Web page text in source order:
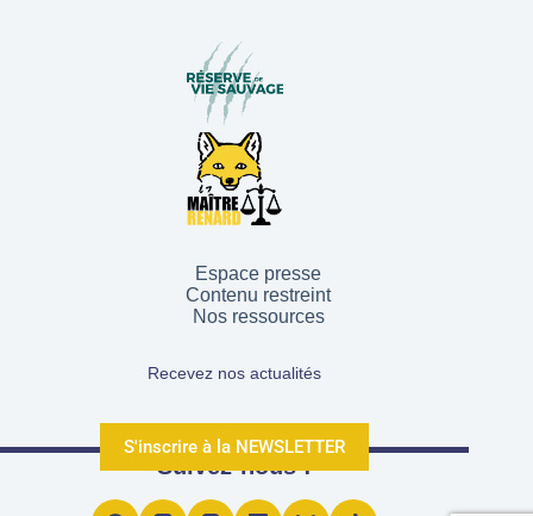
Espace presse
Contenu restreint
Nos ressources
Recevez nos actualités
S'inscrire à la NEWSLETTER
Suivez-nous !